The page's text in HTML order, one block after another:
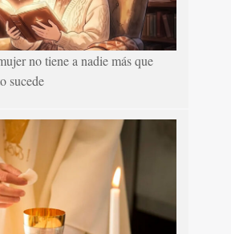
no tiene a nadie más que
sucede